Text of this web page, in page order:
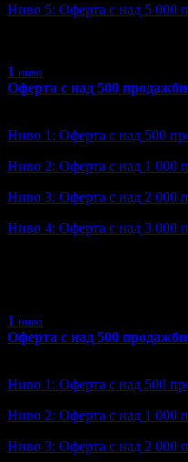
Ниво 5: Оферта с над 5 000
1 ниво
Оферта с над 500
Ниво 1: Оферта с над 500
Ниво 2: Оферта с над 1 000
Ниво 3: Оферта с над 2 000
Ниво 4: Оферта с над 3 000
1 ниво
Оферта с над 500
Ниво 1: Оферта с над 500
Ниво 2: Оферта с над 1 000
Ниво 3: Оферта с над 2 000